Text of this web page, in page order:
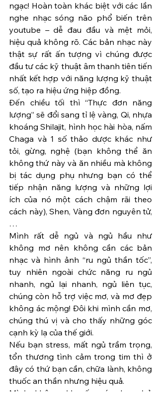
ngạc! Hoàn toàn khác biệt với các lần
nghe nhạc sóng não phổ biến trên
youtube – dễ đau đầu và mệt mỏi,
hiệu quả không rõ. Các bản nhạc này
thật sự rất ấn tượng vì chúng được
đầu tư các kỹ thuật âm thanh tiên tiến
nhất kết hợp với năng lượng kỹ thuật
số, tạo ra hiệu ứng hiệp đồng.
Đến chiều tối thì “Thực đơn năng
lượng” sẽ đổi sang tỉ lệ vàng, Qi, nhựa
khoáng Shilajit, hình học hài hòa, nấm
Chaga và 1 số thảo dược khác như
tỏi, gừng, nghệ (bạn không thể ăn
không thứ này và ăn nhiều mà không
bị tác dụng phụ nhưng bạn có thể
tiếp nhận năng lượng và những lợi
ích của nó một cách chậm rãi theo
cách này), Shen, Vàng đơn nguyên tử,
…
Mình rất dễ ngủ và ngủ hầu như
không mơ nên không cần các bản
nhạc và hình ảnh “ru ngủ thần tốc”,
tuy nhiên ngoài chức năng ru ngủ
nhanh, ngủ lại nhanh, ngủ liên tục,
chúng còn hỗ trợ việc mơ, và mơ đẹp
không ác mộng! Đôi khi mình cần mơ,
chúng thú vị và cho thấy những góc
cạnh kỳ lạ của thế giới.
Nếu bạn stress, mất ngủ trầm trọng,
tổn thương tình cảm trong tim thì ở
đây có thứ bạn cần, chữa lành, không
thuốc an thần nhưng hiệu quả.
Mình không khuyến cáo bạn bỏ